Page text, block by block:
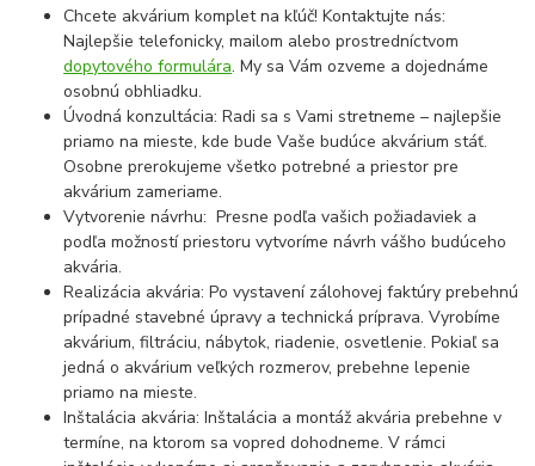
Chcete akvárium komplet na kľúč! Kontaktujte nás:
Najlepšie telefonicky, mailom alebo prostredníctvom
dopytového formulára. My sa Vám ozveme a dojednáme
osobnú obhliadku.
Úvodná konzultácia: Radi sa s Vami stretneme – najlepšie
priamo na mieste, kde bude Vaše budúce akvárium stáť.
Osobne prerokujeme všetko potrebné a priestor pre
akvárium zameriame.
Vytvorenie návrhu: Presne podľa vašich požiadaviek a
podľa možností priestoru vytvoríme návrh vášho budúceho
akvária.
Realizácia akvária: Po vystavení zálohovej faktúry prebehnú
prípadné stavebné úpravy a technická príprava. Vyrobíme
akvárium, filtráciu, nábytok, riadenie, osvetlenie. Pokiaľ sa
jedná o akvárium veľkých rozmerov, prebehne lepenie
priamo na mieste.
Inštalácia akvária: Inštalácia a montáž akvária prebehne v
termíne, na ktorom sa vopred dohodneme. V rámci